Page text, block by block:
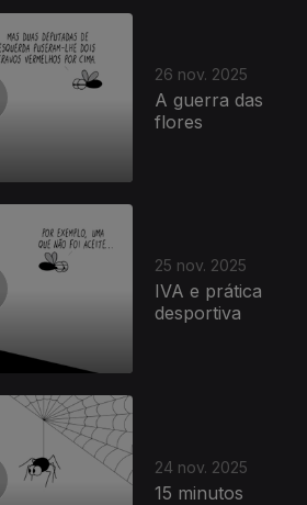
26 nov. 2025
A guerra das
flores
25 nov. 2025
IVA e prática
desportiva
24 nov. 2025
15 minutos